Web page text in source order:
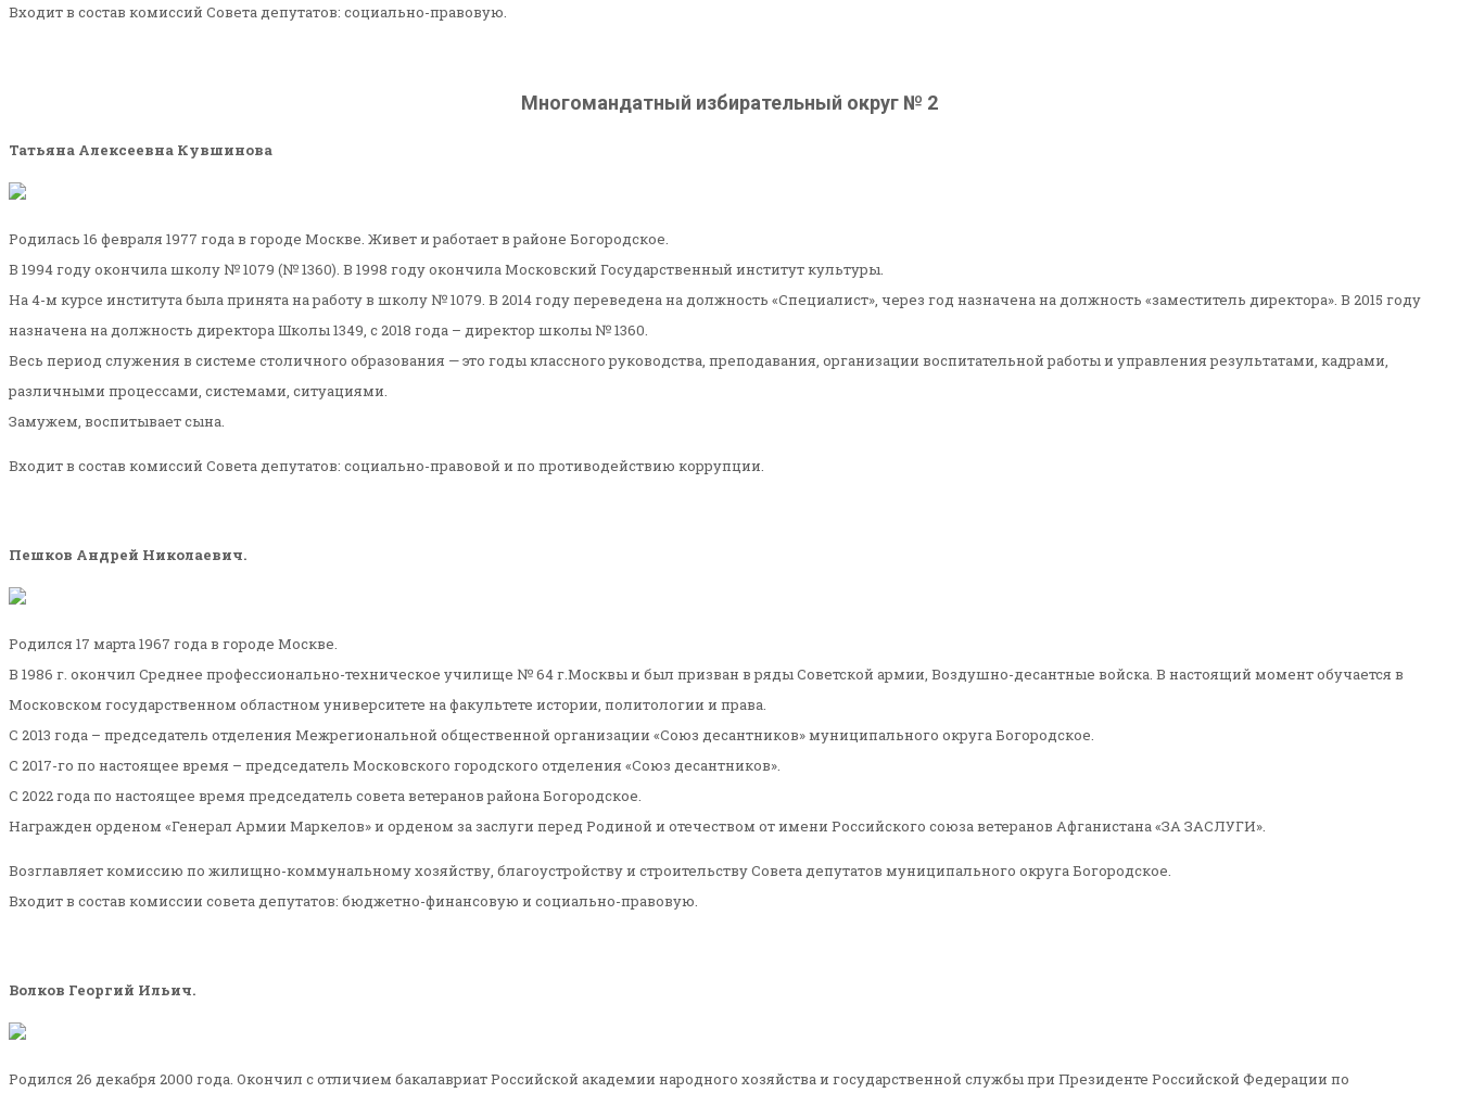
Входит в состав комиссий Совета депутатов: социально-правовую.
Многомандатный избирательный округ № 2
Татьяна Алексеевна Кувшинова
Родилась 16 февраля 1977 года в городе Москве. Живет и работает в районе Богородское.
В 1994 году окончила школу № 1079 (№ 1360). В 1998 году окончила Московский Государственный институт культуры.
На 4-м курсе института была принята на работу в школу № 1079. В 2014 году переведена на должность «Специалист», через год назначена на должность «заместитель директора». В 2015 году
назначена на должность директора Школы 1349, с 2018 года – директор школы № 1360.
Весь период служения в системе столичного образования — это годы классного руководства, преподавания, организации воспитательной работы и управления результатами, кадрами,
различными процессами, системами, ситуациями.
Замужем, воспитывает сына.
Входит в состав комиссий Совета депутатов: социально-правовой и по противодействию коррупции.
Пешков Андрей Николаевич.
Родился 17 марта 1967 года в городе Москве.
В 1986 г. окончил Среднее профессионально-техническое училище № 64 г.Москвы и был призван в ряды Советской армии, Воздушно-десантные войска. В настоящий момент обучается в
Московском государственном областном университете на факультете истории, политологии и права.
С 2013 года – председатель отделения Межрегиональной общественной организации «Союз десантников» муниципального округа Богородское.
С 2017-го по настоящее время – председатель Московского городского отделения «Союз десантников».
С 2022 года по настоящее время председатель совета ветеранов района Богородское.
Награжден орденом «Генерал Армии Маркелов» и орденом за заслуги перед Родиной и отечеством от имени Российского союза ветеранов Афганистана «ЗА ЗАСЛУГИ».
Возглавляет комиссию по жилищно-коммунальному хозяйству, благоустройству и строительству Совета депутатов муниципального округа Богородское.
Входит в состав комиссии совета депутатов: бюджетно-финансовую и социально-правовую.
Волков Георгий Ильич.
Родился 26 декабря 2000 года. Окончил с отличием бакалавриат Российской академии народного хозяйства и государственной службы при Президенте Российской Федерации по